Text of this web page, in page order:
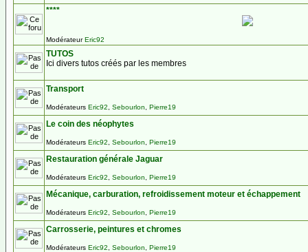
****
ModérateurEric92
TUTOS
Ici divers tutos créés par les membres
Transport
Modérateurs Eric92 Sebourlon Pierre19
Le coin des néophytes
Modérateurs Eric92 Sebourlon Pierre19
Restauration générale Jaguar
Modérateurs Eric92 Sebourlon Pierre19
Mécanique, carburation, refroidissement moteur et échappement
Modérateurs Eric92 Sebourlon Pierre19
Carrosserie, peintures et chromes
Modérateurs Eric92 Sebourlon Pierre19